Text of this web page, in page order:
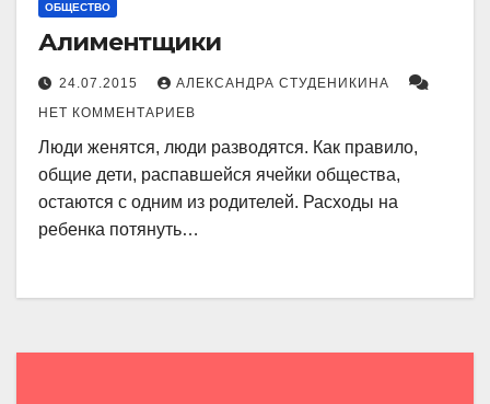
ОБЩЕСТВО
Алиментщики
24.07.2015
АЛЕКСАНДРА СТУДЕНИКИНА
НЕТ КОММЕНТАРИЕВ
Люди женятся, люди разводятся. Как правило,
общие дети, распавшейся ячейки общества,
остаются с одним из родителей. Расходы на
ребенка потянуть…